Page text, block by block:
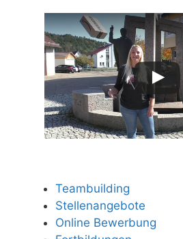
Teambuilding
Stellenangebote
Online Bewerbung